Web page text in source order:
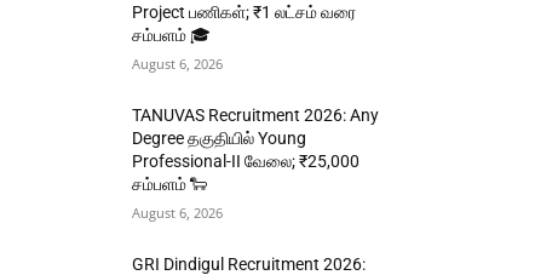
Project பணிகள்; ₹1 லட்சம் வரை
சம்பளம் 🎓
August 6, 2026
TANUVAS Recruitment 2026: Any
Degree தகுதியில் Young
Professional-II வேலை; ₹25,000
சம்பளம் 🐑
August 6, 2026
GRI Dindigul Recruitment 2026: